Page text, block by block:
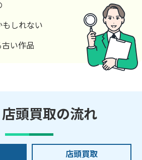
しれない
い作品
頭買取の流れ
店頭買取